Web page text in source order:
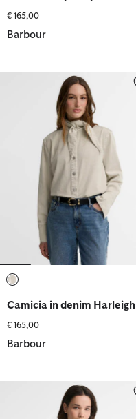
€ 165,00
Barbour
Camicia in denim Harleigh
Camicia in denim Harleigh
€ 165,00
Barbour
Camicia Derwent